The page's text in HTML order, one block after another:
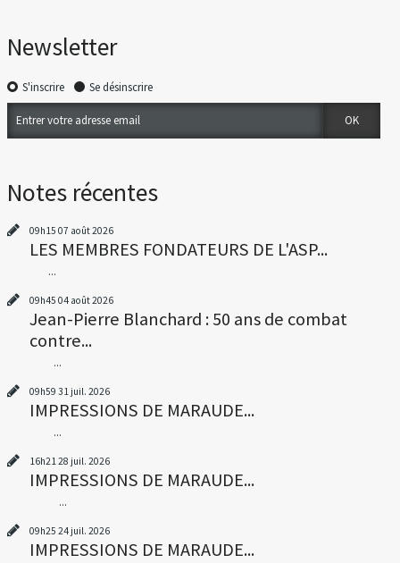
Newsletter
S'inscrire Se désinscrire
Notes récentes
09h15 07 août 2026
LES MEMBRES FONDATEURS DE L'ASP...
...
09h45 04 août 2026
Jean-Pierre Blanchard : 50 ans de combat
contre...
...
09h59 31 juil. 2026
IMPRESSIONS DE MARAUDE...
...
16h2128 juil. 2026
IMPRESSIONS DE MARAUDE...
...
09h25 24 juil. 2026
IMPRESSIONS DE MARAUDE...